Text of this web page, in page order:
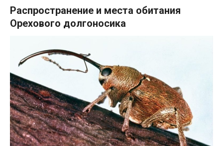
Распространение и места обитания
Орехового долгоносика